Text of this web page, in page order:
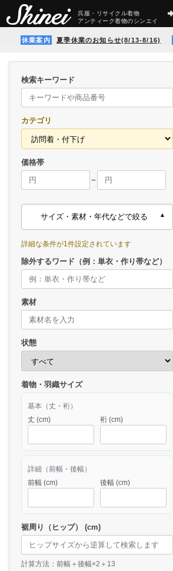
呉服・リサイクル着物
アンティーク着物のシンエイ
休業案内 夏季休業のお知らせ(8/13-8/16)
検索キーワード
カテゴリ
価格帯
～
サイズ・素材・年代などで絞る
詳細な条件が1件設定されています
除外するワード（例：単衣・作り帯など）
素材
状態
着物・羽織サイズ
基本（丈・裄）
丈 (cm)
裄 (cm)
詳細（前幅・後幅）
前幅 (cm)
後幅 (cm)
裾周り（ヒップ） (cm)
計算方法：前幅＋後幅×2＋13